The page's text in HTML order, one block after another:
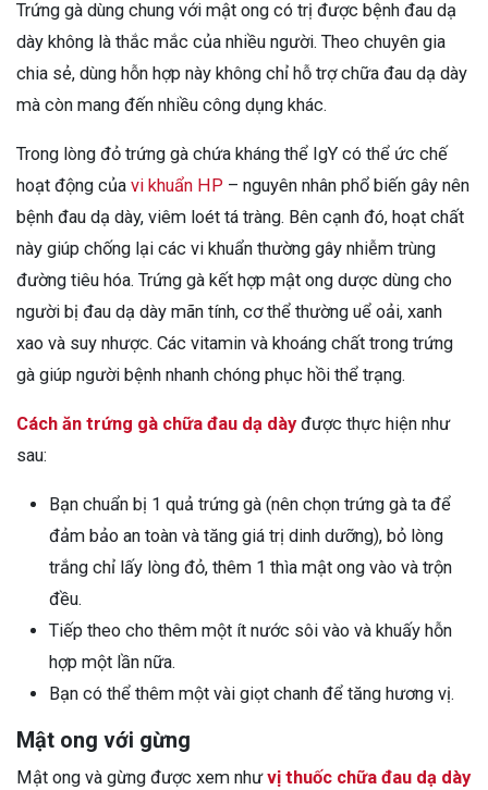
Trứng gà dùng chung với mật ong có trị được bệnh đau dạ
dày không là thắc mắc của nhiều người. Theo chuyên gia
chia sẻ, dùng hỗn hợp này không chỉ hỗ trợ chữa đau dạ dày
mà còn mang đến nhiều công dụng khác.
Trong lòng đỏ trứng gà chứa kháng thể IgY có thể ức chế
hoạt động của vi khuẩn HP – nguyên nhân phổ biến gây nên
bệnh đau dạ dày, viêm loét tá tràng. Bên cạnh đó, hoạt chất
này giúp chống lại các vi khuẩn thường gây nhiễm trùng
đường tiêu hóa. Trứng gà kết hợp mật ong dược dùng cho
người bị đau dạ dày mãn tính, cơ thể thường uể oải, xanh
xao và suy nhược. Các vitamin và khoáng chất trong trứng
gà giúp người bệnh nhanh chóng phục hồi thể trạng.
Cách ăn trứng gà chữa đau dạ dàyđược thực hiện như
sau:
Bạn chuẩn bị 1 quả trứng gà (nên chọn trứng gà ta để
đảm bảo an toàn và tăng giá trị dinh dưỡng), bỏ lòng
trắng chỉ lấy lòng đỏ, thêm 1 thìa mật ong vào và trộn
đều.
Tiếp theo cho thêm một ít nước sôi vào và khuấy hỗn
hợp một lần nữa.
Bạn có thể thêm một vài giọt chanh để tăng hương vị.
Mật ong với gừng
Mật ong và gừng được xem nhưvị thuốc chữa đau dạ dày